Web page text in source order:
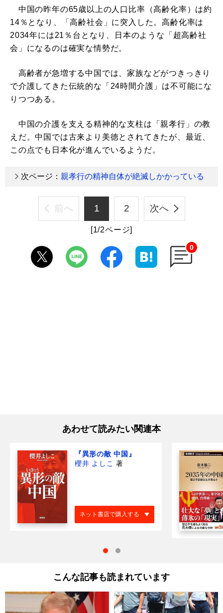
中国の昨年の65歳以上の人口比率（高齢化率）は約
14％となり、「高齢社会」に突入した。高齢化率は
2034年には21％台となり、日本のような「超高齢社
会」になるのは確実な情勢だ。
高齢者が急増する中国では、家族などがつきっきり
で介護してきた伝統的な「24時間介護」は不可能にな
りつつある。
中国の介護を支える精神的な支柱は「親孝行」の教
えだ。中国では古来より美徳とされてきたが、最近、
この点でも日本化が進んでいるようだ。
次ページ： 親孝行の精神自体が絶滅しかかっている
前へ 1 2 次へ
[1/2ページ]
0
あわせて読みたい関連本
『異形の敵 中国』
櫻井 よしこ 著
ネット書店で購入する
こんな記事も読まれています